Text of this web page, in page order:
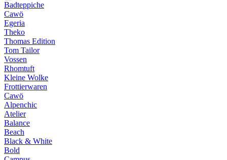
Badteppiche
Cawö
Egeria
Theko
Thomas Edition
Tom Tailor
Vossen
Rhomtuft
Kleine Wolke
Frottierwaren
Cawö
Alpenchic
Atelier
Balance
Beach
Black & White
Bold